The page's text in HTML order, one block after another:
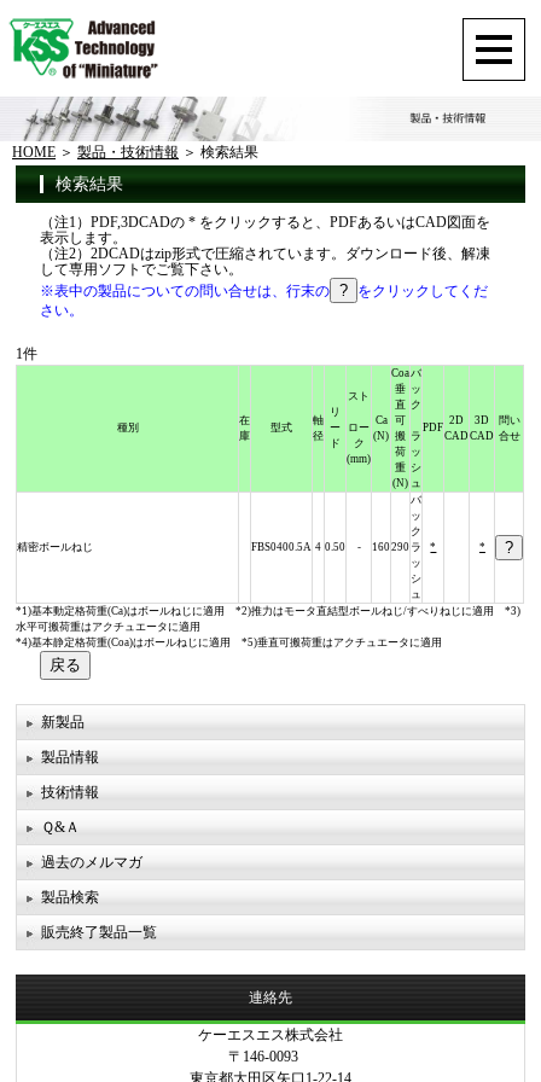
HOME 製品・技術情報 検索結果
検索結果
（注1）PDF,3DCADの * をクリックすると、PDFあるいはCAD図面を
表示します。
（注2）2DCADはzip形式で圧縮されています。ダウンロード後、解凍
して専用ソフトでご覧下さい。
※表中の製品についての問い合せは、行末の
をクリックしてくだ
さい。
1件
*1)基本動定格荷重(Ca)はボールねじに適用 *2)推力はモータ直結型ボールねじ/すべりねじに適用 *3)
水平可搬荷重はアクチュエータに適用
*4)基本静定格荷重(Coa)はボールねじに適用 *5)垂直可搬荷重はアクチュエータに適用
種別
在
庫
型式
軸
径
リ
ー
ド
スト
ロー
ク
(mm)
Ca
(N)
Coa
垂
直
可
搬
荷
重
(N)
バ
ッ
ク
ラ
ッ
シ
ュ
PDF
2D
CAD
3D
CAD
問い
合せ
精密ボールねじ FBS0400.5A 4 0.50 - 160290
バ
ッ
ク
ラ
ッ
シ
ュ
* *
新製品
製品情報
技術情報
Ｑ&Ａ
過去のメルマガ
製品検索
販売終了製品一覧
連絡先
ケーエスエス株式会社
〒146-0093